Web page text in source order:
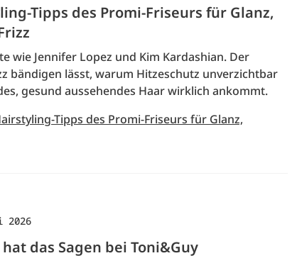
Tipps des Promi-Friseurs für Glanz,
wie Jennifer Lopez und Kim Kardashian. Der
bändigen lässt, warum Hitzeschutz unverzichtbar
gesund aussehendes Haar wirklich ankommt.
Tipps des Promi-Friseurs für Glanz,
2026
das Sagen bei Toni&Guy